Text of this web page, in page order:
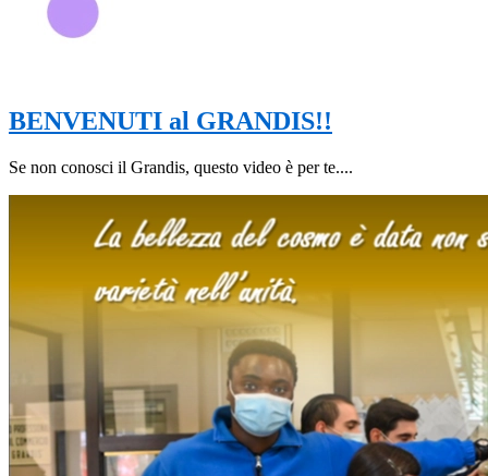
BENVENUTI al GRANDIS!!
Se non conosci il Grandis, questo video è per te....